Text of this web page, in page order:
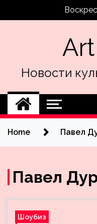
Новости
Home Павел
Павел
Шоубиз